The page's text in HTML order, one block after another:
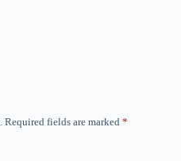
Required fields are marked *